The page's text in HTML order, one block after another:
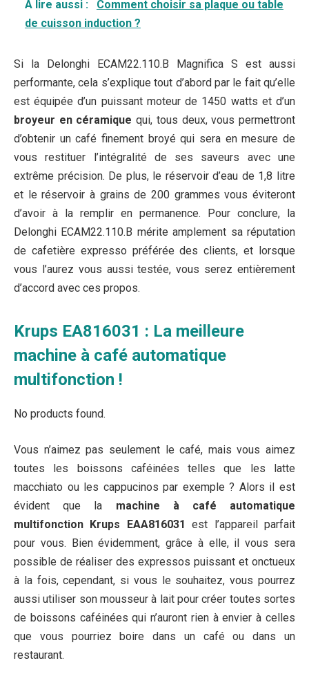
A lire aussi :
Comment choisir sa plaque ou table
de cuisson induction ?
Si la Delonghi ECAM22.110.B Magnifica S est aussi
performante, cela s’explique tout d’abord par le fait qu’elle
est équipée d’un puissant moteur de 1450 watts et d’un
broyeur en céramique qui, tous deux, vous permettront
d’obtenir un café finement broyé qui sera en mesure de
vous restituer l’intégralité de ses saveurs avec une
extrême précision. De plus, le réservoir d’eau de 1,8 litre
et le réservoir à grains de 200 grammes vous éviteront
d’avoir à la remplir en permanence. Pour conclure, la
Delonghi ECAM22.110.B mérite amplement sa réputation
de cafetière expresso préférée des clients, et lorsque
vous l’aurez vous aussi testée, vous serez entièrement
d’accord avec ces propos.
Krups EA816031 : La meilleure
machine à café automatique
multifonction !
No products found.
Vous n’aimez pas seulement le café, mais vous aimez
toutes les boissons caféinées telles que les latte
macchiato ou les cappucinos par exemple ? Alors il est
évident que la machine à café automatique
multifonction Krups EAA816031 est l’appareil parfait
pour vous. Bien évidemment, grâce à elle, il vous sera
possible de réaliser des expressos puissant et onctueux
à la fois, cependant, si vous le souhaitez, vous pourrez
aussi utiliser son mousseur à lait pour créer toutes sortes
de boissons caféinées qui n’auront rien à envier à celles
que vous pourriez boire dans un café ou dans un
restaurant.